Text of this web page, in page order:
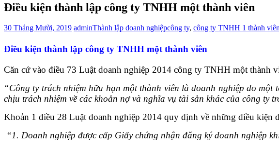
Điều kiện thành lập công ty TNHH một thành viên
30 Tháng Mười, 2019 adminThành lập doanh nghiệpcông ty, công ty TNHH 1 thành viên
Điều kiện thành lập công ty TNHH một thành viên
Căn cứ vào điều 73 Luật doanh nghiệp 2014 công ty TNHH một thành
“Công ty trách nhiệm hữu hạn một thành viên là doanh nghiệp do
chịu trách nhiệm về các khoản nợ và nghĩa vụ tài sản khác của công ty
Khoản 1 điều 28 Luật doanh nghiệp 2014 quy định về những điều kiện
“1. Doanh nghiệp được cấp Giấy chứng nhận đăng ký doanh nghiệp